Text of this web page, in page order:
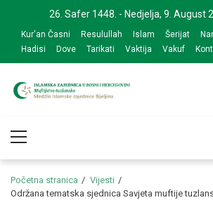
navigation
content
26. Safer 1448. - Nedjelja, 9. August
Kur'an Časni Resulullah Islam Šerijat
Hadisi
Dove Tarikati Vaktija Vakuf
zajednice
Menu
Početna stranica
Vijesti
Održana tematska sjednica Savjeta muftije